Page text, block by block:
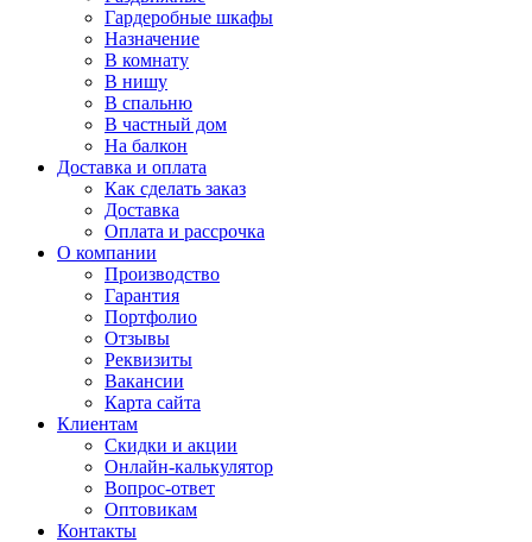
Гардеробные шкафы
Назначение
В комнату
В нишу
В спальню
В частный дом
На балкон
Доставка и оплата
Как сделать заказ
Доставка
Оплата и рассрочка
О компании
Производство
Гарантия
Портфолио
Отзывы
Реквизиты
Вакансии
Карта сайта
Клиентам
Скидки и акции
Онлайн-калькулятор
Вопрос-ответ
Оптовикам
Контакты